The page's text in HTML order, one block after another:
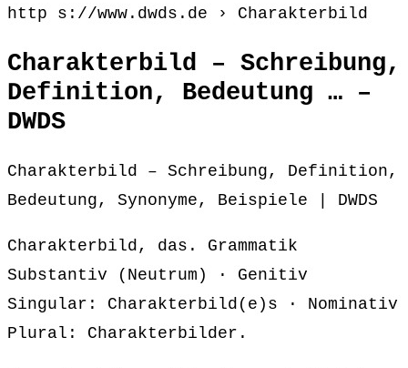
http s://www.dwds.de › Charakterbild
Charakterbild – Schreibung,
Definition, Bedeutung … –
DWDS
Charakterbild – Schreibung, Definition,
Bedeutung, Synonyme, Beispiele | DWDS
Charakterbild, das. Grammatik
Substantiv (Neutrum) · Genitiv
Singular: Charakterbild(e)s · Nominativ
Plural: Charakterbilder.